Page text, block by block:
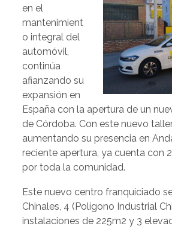
en el
mantenimient
o integral del
automóvil,
continúa
afianzando su
expansión en
España con la apertura de un
de Córdoba. Con este nuevo
aumentando su presencia en
reciente apertura, ya cuenta con
por toda la comunidad.
Este nuevo centro franquiciado
Chinales, 4 (Polígono Industrial
instalaciones de 225m2 y 3